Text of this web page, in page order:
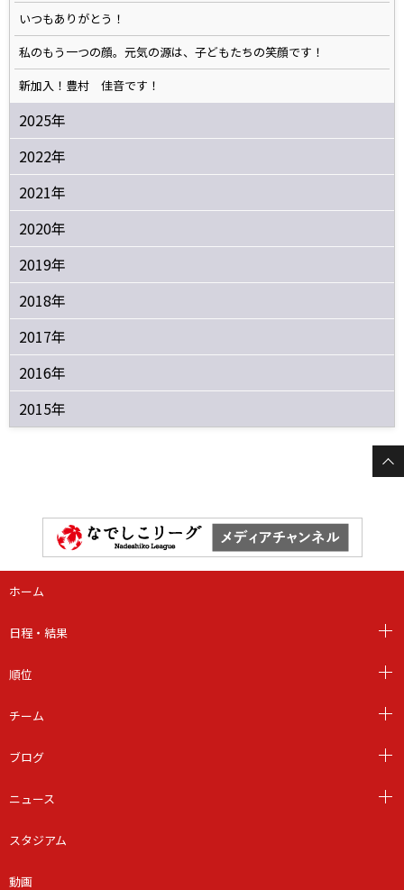
いつもありがとう！
私のもう一つの顔。元気の源は、子どもたちの笑顔です！
新加入！豊村 佳音です！
2025年
2022年
2021年
2020年
2019年
2018年
2017年
2016年
2015年
ホーム
日程・結果
順位
チーム
ブログ
ニュース
スタジアム
動画